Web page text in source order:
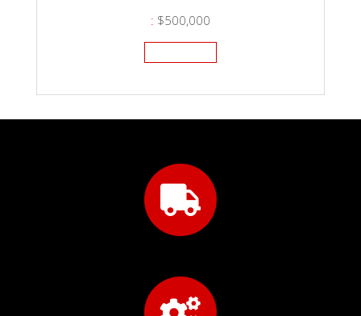
: $500,000